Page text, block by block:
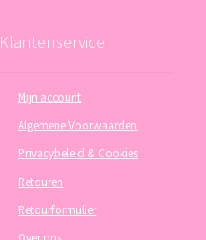
Klantenservice
Mijn account
Algemene Voorwaarden
Privacybeleid & Cookies
Retouren
Retourformulier